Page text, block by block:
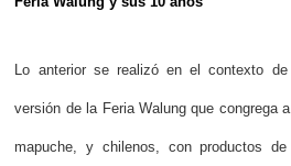
Lo anterior se realizó en el contexto
versión de la Feria Walung que congrega
mapuche, y chilenos, con productos